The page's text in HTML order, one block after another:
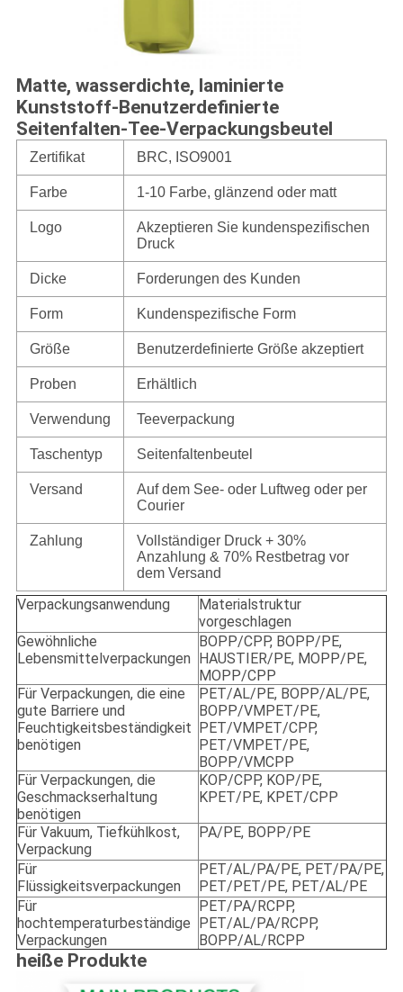
Matte, wasserdichte, laminierte
Kunststoff-Benutzerdefinierte
Seitenfalten-Tee-Verpackungsbeutel
Zertifikat BRC, ISO9001
Farbe 1-10 Farbe, glänzend oder matt
Logo
Akzeptieren Sie kundenspezifischen
Druck
Dicke Forderungen des Kunden
Form Kundenspezifische Form
Größe Benutzerdefinierte Größe akzeptiert
Proben Erhältlich
Verwendung Teeverpackung
Taschentyp Seitenfaltenbeutel
Versand
Auf dem See- oder Luftweg oder per
Courier
Zahlung
Vollständiger Druck + 30%
Anzahlung & 70% Restbetrag vor
dem Versand
Verpackungsanwendung
Materialstruktur
vorgeschlagen
Gewöhnliche
Lebensmittelverpackungen
BOPP/CPP, BOPP/PE,
HAUSTIER/PE, MOPP/PE,
MOPP/CPP
Für Verpackungen, die eine
gute Barriere und
Feuchtigkeitsbeständigkeit
benötigen
PET/AL/PE, BOPP/AL/PE,
BOPP/VMPET/PE,
PET/VMPET/CPP,
PET/VMPET/PE,
BOPP/VMCPP
Für Verpackungen, die
Geschmackserhaltung
benötigen
KOP/CPP, KOP/PE,
KPET/PE, KPET/CPP
Für Vakuum, Tiefkühlkost,
Verpackung
PA/PE, BOPP/PE
Für
Flüssigkeitsverpackungen
PET/AL/PA/PE, PET/PA/PE,
PET/PET/PE, PET/AL/PE
Für
hochtemperaturbeständige
Verpackungen
PET/PA/RCPP,
PET/AL/PA/RCPP,
BOPP/AL/RCPP
heiße Produkte